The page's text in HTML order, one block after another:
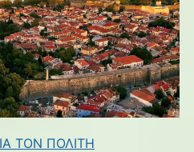
ΤΟΝ ΠΟΛΙΤΗ